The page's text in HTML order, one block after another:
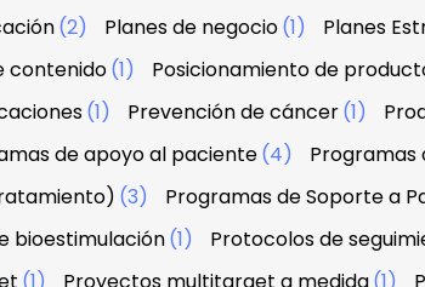
(2) Planes de negocio(1) Planes
contenido(1) Posicionamiento de
(1) Prevención de cáncer(1)
de apoyo al paciente(4) Programas
(3) Programas de Soporte a
bioestimulación(1) Protocolos de